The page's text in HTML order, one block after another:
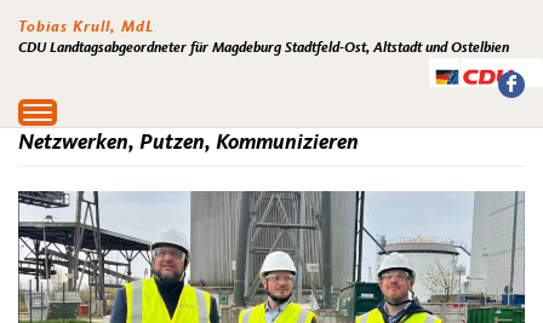
Tobias Krull, MdL
CDU Landtagsabgeordneter für Magdeburg Stadtfeld-Ost, Altstadt und Ostelbien
Toggle
navigation
Netzwerken, Putzen, Kommunizieren